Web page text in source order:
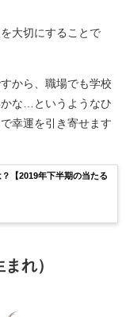
大切にすることで
から、職場でも学校
な…というようなひ
幸運を引き寄せます
【2019年下半期の当たる
れ）